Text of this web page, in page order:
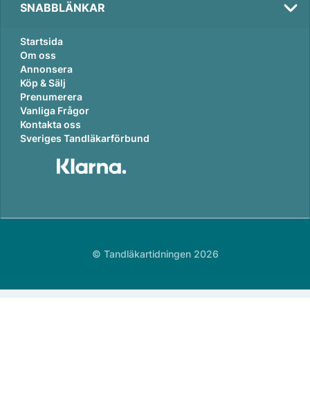
SNABBLÄNKAR
Startsida
Om oss
Annonsera
Köp & Sälj
Prenumerera
Vanliga Frågor
Kontakta oss
Sveriges Tandläkarförbund
© Tandläkartidningen 2026